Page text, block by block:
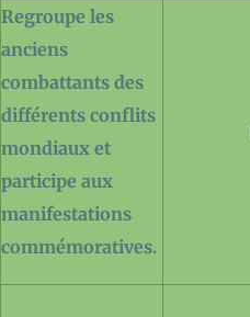
Regroupe les
anciens
combattants des
différents conflits
mondiaux et
participe aux
manifestations
commémoratives.